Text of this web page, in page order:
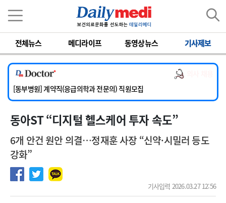
전체뉴스 메디라이프 동영상뉴스 기사제보
[서울아산병원] 2026년 하반기 인턴 모집
[영남대학교의료원] 마취통증의학과 임기제 임상의사 채용
[충남대학교병원] 소아청소년과(소아응급전담) 계약직 의사 공개채용
[동부병원] 계약직(응급의학과 전문의) 직원모집
[이대목동병원] 하반기 전공의(레지던트1년차) 모집
[서울아산병원] 2026년 하반기 인턴 모집
동아ST “디지털 헬스케어 투자 속도”
6개 안건 원안 의결…정재훈 사장 “신약·시밀러 등도
강화”
기사입력 2026.03.27 12:56